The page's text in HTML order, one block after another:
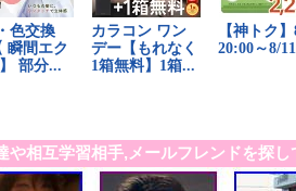
や相互学習相手,メールフレンドを探し